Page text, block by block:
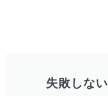
失敗しな